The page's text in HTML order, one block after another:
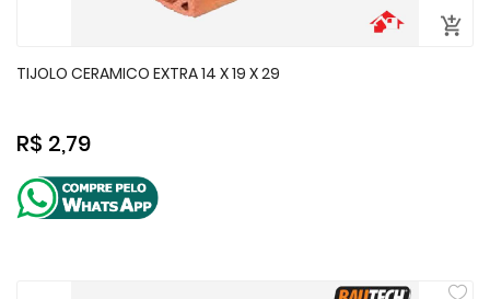
TIJOLO CERAMICO EXTRA 14 X 19 X 29
R$ 2,79